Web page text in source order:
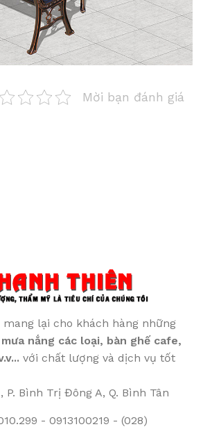
Mời bạn đánh giá
mang lại cho khách hàng những
nắng các loại, bàn ghế cafe,
với chất lượng và dịch vụ tốt
P. Bình Trị Đông A, Q. Bình Tân
- 0913100219 - (028)